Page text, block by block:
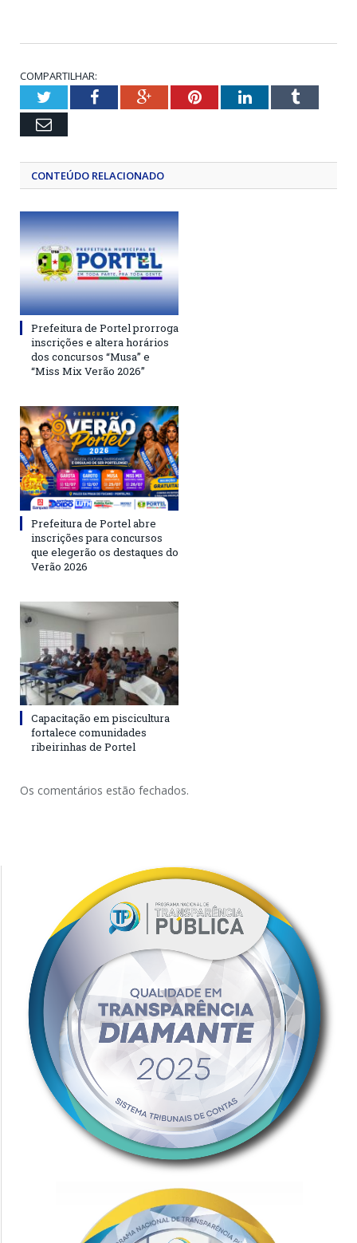
COMPARTILHAR:
TwitterFacebookGoogle+PinterestLinkedInTumblr
Email
CONTEÚDO RELACIONADO
Prefeitura de Portel prorroga
inscrições e altera horários
dos concursos “Musa” e
“Miss Mix Verão 2026”
Prefeitura de Portel abre
inscrições para concursos
que elegerão os destaques do
Verão 2026
Capacitação em piscicultura
fortalece comunidades
ribeirinhas de Portel
Os comentários estão fechados.